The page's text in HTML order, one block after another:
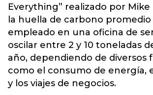
Everything” realizado por
la huella de carbono
empleado en una oficina de
oscilar entre 2 y 10 toneladas
año, dependiendo de diversos
como el consumo de energía,
y los viajes de negocios.